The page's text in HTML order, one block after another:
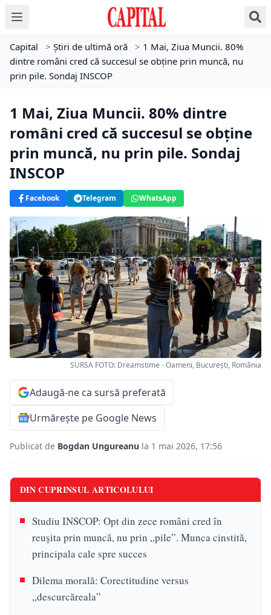
Capital > Știri de ultimă oră > 1 Mai, Ziua Muncii. 80%
dintre români cred că succesul se obține prin muncă, nu
prin pile. Sondaj INSCOP
1 Mai, Ziua Muncii. 80% dintre
români cred că succesul se obține
prin muncă, nu prin pile. Sondaj
INSCOP
Facebook Telegram WhatsApp
SURSA FOTO: Dreamstime - Oameni, București, România
Adaugă-ne ca sursă preferată
Urmărește pe Google News
Publicat de Bogdan Ungureanu la 1 mai 2026, 17:56
DIN CUPRINSUL ARTICOLULUI
Studiu INSCOP: Opt din zece români cred în
reușita prin muncă, nu prin „pile”. Munca cinstită,
principala cale spre succes
Dilema morală: Corectitudine versus
„descurcăreala”